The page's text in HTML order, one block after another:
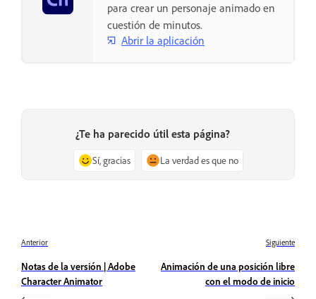
para crear un personaje animado en
cuestión de minutos.
Abrir la aplicación
¿Te ha parecido útil esta página?
Sí, gracias La verdad es que no
Anterior
Notas de la versión | Adobe
Character Animator
Siguiente
Animación de una posición libre
con el modo de inicio